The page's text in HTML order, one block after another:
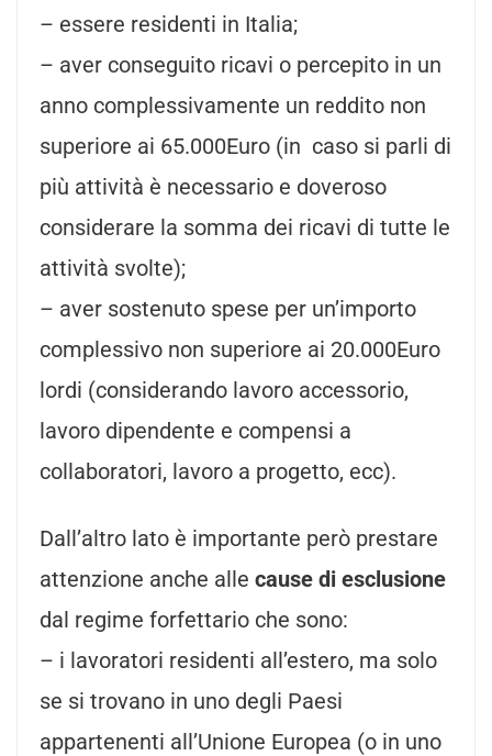
– essere residenti in Italia;
– aver conseguito ricavi o percepito in un
anno complessivamente un reddito non
superiore ai 65.000Euro (in caso si parli di
più attività è necessario e doveroso
considerare la somma dei ricavi di tutte le
attività svolte);
– aver sostenuto spese per un’importo
complessivo non superiore ai 20.000Euro
lordi (considerando lavoro accessorio,
lavoro dipendente e compensi a
collaboratori, lavoro a progetto, ecc).
Dall’altro lato è importante però prestare
attenzione anche alle cause di esclusione
dal regime forfettario che sono:
– i lavoratori residenti all’estero, ma solo
se si trovano in uno degli Paesi
appartenenti all’Unione Europea (o in uno